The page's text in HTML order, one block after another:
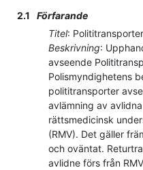
2.1
Förfarande
Titel:
Beskrivning:
avseende
Polismyndighetens
polititransporter
avlämning av
rättsmedicinsk
(RMV). Det gäller
och oväntat.
avlidne förs från